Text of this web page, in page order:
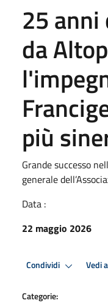
25 anni
da
più
Grande successo
generale
Data :
22 maggio 2026
Condividi Vedi
Categorie: